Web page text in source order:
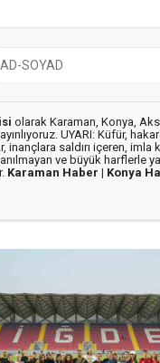
olarak Karaman, Konya,
UYARI: Küfür,
inançlara saldırı içeren, imla
ve büyük harflerle
Karaman Haber | Konya